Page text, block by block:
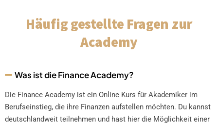
Häufig gestellte Fragen zur
Academy
Was ist die Finance Academy?
Die Finance Academy ist ein Online Kurs für Akademiker im
Berufseinstieg, die ihre Finanzen aufstellen möchten. Du kannst
deutschlandweit teilnehmen und hast hier die Möglichkeit einer